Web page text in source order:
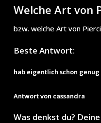
Welche Art von
bzw. welche Art von
Beste Antwort:
hab eigentlich schon
Antwort von cassandra
Was denkst du?